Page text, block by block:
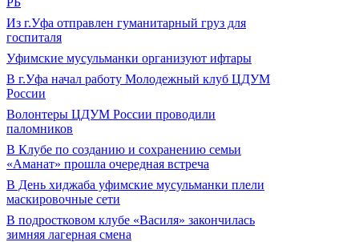
Из г.Уфа отправлен гуманитарный груз для
госпиталя
Уфимские мусульманки организуют ифтары
В г.Уфа начал работу Молодежный клуб ЦДУМ
России
Волонтеры ЦДУМ России проводили
паломников
В Клубе по созданию и сохранению семьи
«Аманат» прошла очередная встреча
В День хиджаба уфимские мусульманки плели
маскировочные сети
В подростковом клубе «Василя» закончилась
зимняя лагерная смена